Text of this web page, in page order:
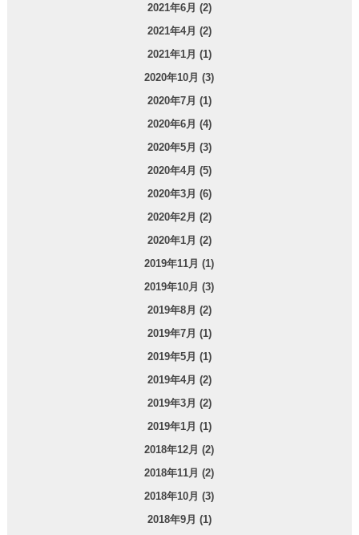
2021年6月 (2)
2021年4月 (2)
2021年1月 (1)
2020年10月 (3)
2020年7月 (1)
2020年6月 (4)
2020年5月 (3)
2020年4月 (5)
2020年3月 (6)
2020年2月 (2)
2020年1月 (2)
2019年11月 (1)
2019年10月 (3)
2019年8月 (2)
2019年7月 (1)
2019年5月 (1)
2019年4月 (2)
2019年3月 (2)
2019年1月 (1)
2018年12月 (2)
2018年11月 (2)
2018年10月 (3)
2018年9月 (1)